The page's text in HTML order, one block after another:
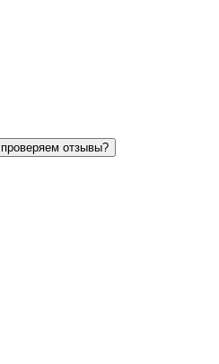
отзывы?